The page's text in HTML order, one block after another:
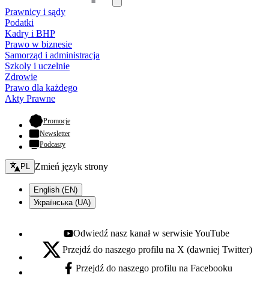
Prawnicy i sądy
Podatki
Kadry i BHP
Prawo w biznesie
Samorząd i administracja
Szkoły i uczelnie
Zdrowie
Prawo dla każdego
Akty Prawne
Promocje- otwiera się w nowej karcie
Newsletter
Podcasty
Zmień język - bieżący:
PL Zmień język strony
English (EN)
Українська (UA)
Youtube - otwiera się w nowej karcie
Odwiedź nasz kanał w serwisie YouTube
X - otwiera się w nowej karcie
Przejdź do naszego profilu na X (dawniej Twitter)
Facebook - otwiera się w nowej karcie
Przejdź do naszego profilu na Facebooku